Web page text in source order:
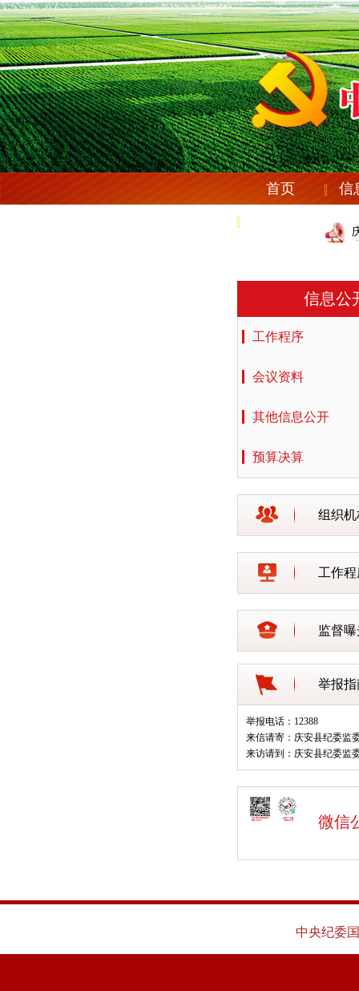
首页
信
信息公
工作程序
会议资料
其他信息公开
预算决算
组织机
工作
监督
举报指
举报电话：12388
来信请寄：庆安县纪委监
来访请到：庆安县纪委监
微信
中央纪委